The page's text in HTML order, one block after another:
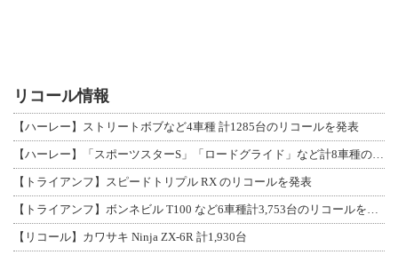
リコール情報
【ハーレー】ストリートボブなど4車種 計1285台のリコールを発表
【ハーレー】「スポーツスターS」「ロードグライド」など計8車種のリコールを発表
【トライアンフ】スピードトリプル RX のリコールを発表
【トライアンフ】ボンネビル T100 など6車種計3,753台のリコールを発表
【リコール】カワサキ Ninja ZX-6R 計1,930台